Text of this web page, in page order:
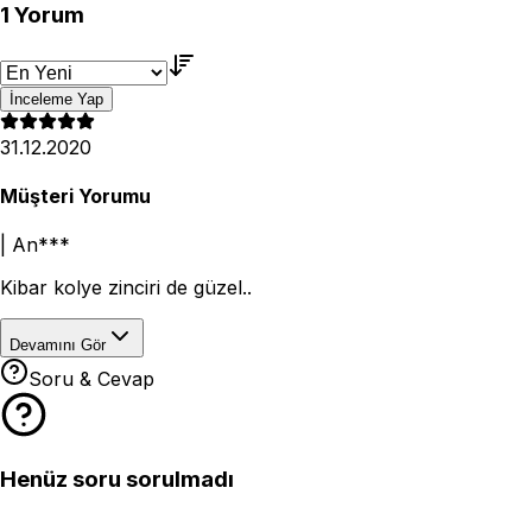
1 Yorum
İnceleme Yap
31.12.2020
Müşteri Yorumu
An***
Kibar kolye zinciri de güzel..
Devamını Gör
Soru & Cevap
Henüz soru sorulmadı